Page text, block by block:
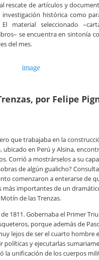
rescate de artículos y
histórica como
material seleccionado
se encuentra en sintonía
del mes.
por Felipe
que trabajaba en la
ubicado en Perú y Alsina,
Corrió a mostrárselos a su
de algún gualicho?
comenzaron a enterarse de
importantes de un
de las Trenzas.
1811. Gobernaba el Primer
porque además de
lejos de ser el cuarto hombre
y ejecutarlas
la unificación de los cuerpos